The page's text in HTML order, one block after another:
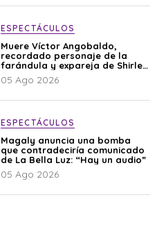
ESPECTÁCULOS
Muere Víctor Angobaldo,
recordado personaje de la
farándula y expareja de Shirley
Cherres
05 Ago 2026
ESPECTÁCULOS
Magaly anuncia una bomba
que contradeciría comunicado
de La Bella Luz: “Hay un audio”
05 Ago 2026